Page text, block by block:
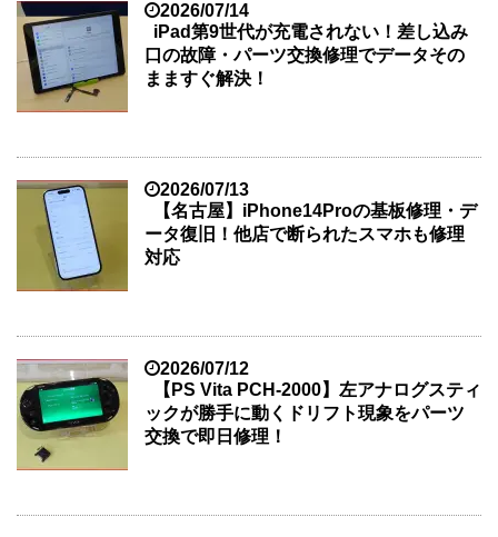
2026/07/14
iPad第9世代が充電されない！差し込み
口の故障・パーツ交換修理でデータその
まますぐ解決！
2026/07/13
【名古屋】iPhone14Proの基板修理・デ
ータ復旧！他店で断られたスマホも修理
対応
2026/07/12
【PS Vita PCH-2000】左アナログスティ
ックが勝手に動くドリフト現象をパーツ
交換で即日修理！